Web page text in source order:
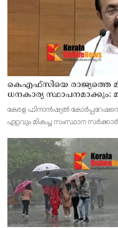
കെഎഫ്‌സിയെ രാജ്യത്തെ
ധനകാര്യ സ്ഥാപനമാക്കും:
സതീശൻ
കേരള ഫിനാൻഷ്യൽ
ഏറ്റവും മികച്ച സംസ്ഥാന
ആഭിമുഖ്യത്തിൽ വിപുലീകരിച്ച